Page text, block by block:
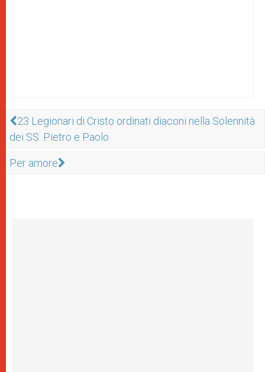
23 Legionari di Cristo ordinati diaconi nella Solennità
dei SS. Pietro e Paolo
Per amore